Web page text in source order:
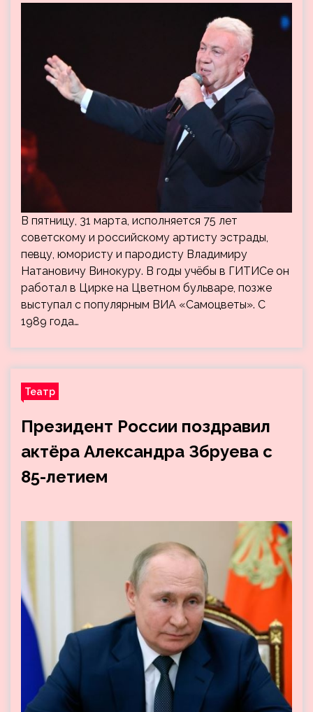
В пятницу, 31 марта, исполняется 75 лет
советскому и российскому артисту эстрады,
певцу, юмористу и пародисту Владимиру
Натановичу Винокуру. В годы учёбы в ГИТИСе он
работал в Цирке на Цветном бульваре, позже
выступал с популярным ВИА «Самоцветы». С
1989 года…
Театр
Президент России поздравил
актёра Александра Збруева с
85-летием